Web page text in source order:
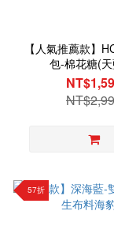
【人氣推薦款】
包-棉花糖(
57折